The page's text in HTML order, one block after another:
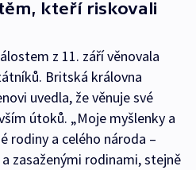
kteří riskovali
z 11. září věnovala
Britská královna
uvedla, že věnuje své
útoků. „Moje myšlenky a
rodiny a celého národa –
zasaženými rodinami, stejně